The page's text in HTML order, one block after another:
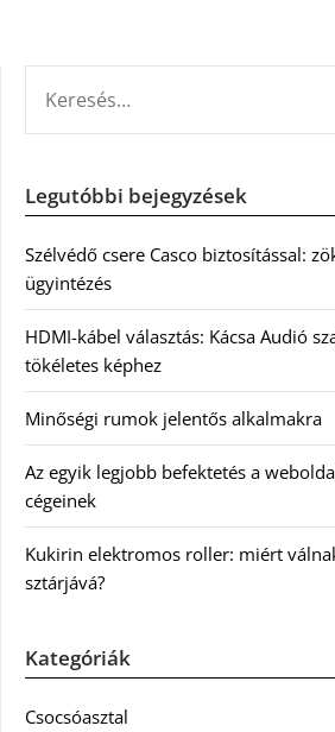
Legutóbbi bejegyzések
Szélvédő csere Casco biztosítással:
ügyintézés
HDMI-kábel választás: Kácsa Audió
tökéletes képhez
Minőségi rumok jelentős alkalmakra
Az egyik legjobb befektetés a
cégeinek
Kukirin elektromos roller: miért
sztárjává?
Kategóriák
Csocsóasztal